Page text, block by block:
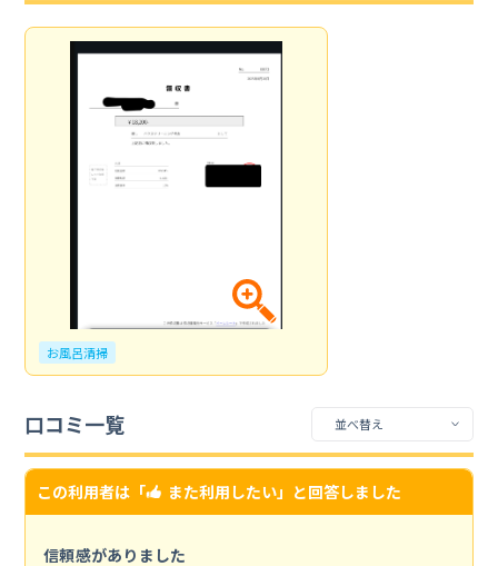
お風呂清掃
口コミ一覧
この利用者は「 また利用したい」と回答しました
信頼感がありました